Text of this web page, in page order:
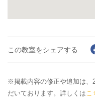
この教室をシェアする
※掲載内容の修正や追加は、
だいております。詳しくはこ